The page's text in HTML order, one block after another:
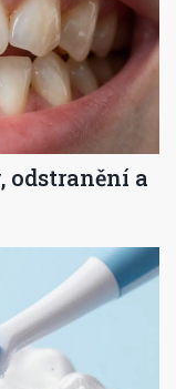
odstranění a